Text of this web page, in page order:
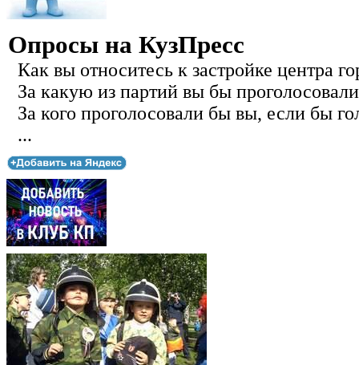
Опросы на КузПресс
Как вы относитесь к застройке центра
За какую из партий вы бы
За кого проголосовали бы вы, если бы
...